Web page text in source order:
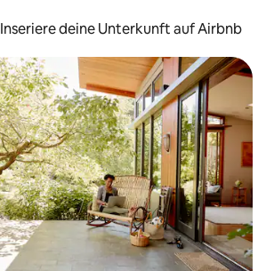
Inseriere deine Unterkunft auf Airbnb